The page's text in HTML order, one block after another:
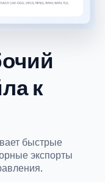
к
быстрые
экспорты